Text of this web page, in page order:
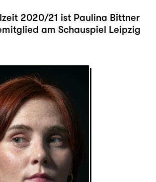
2020/21 ist Paulina Bittner
am Schauspiel Leipzig